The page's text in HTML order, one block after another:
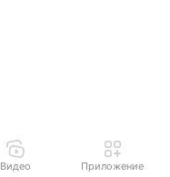
Видео Приложение